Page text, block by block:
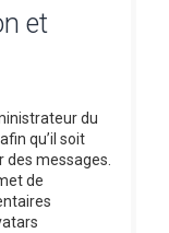
et
du
qu’il soit
des messages.
de